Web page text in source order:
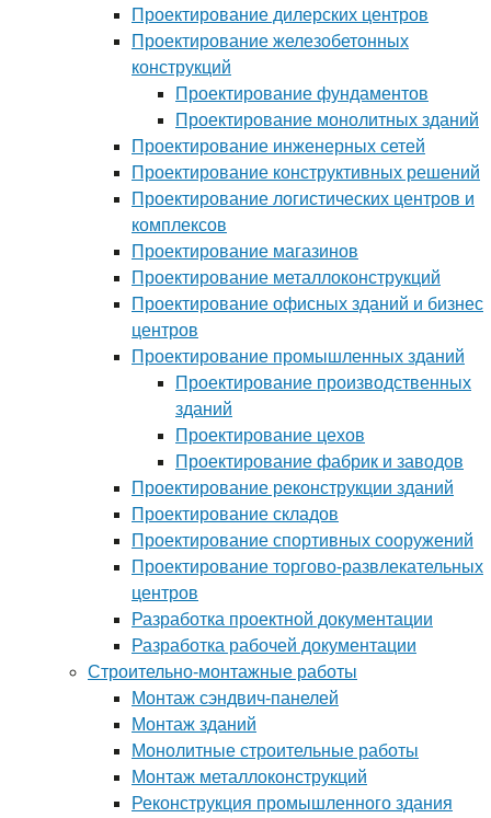
Проектирование дилерских центров
Проектирование железобетонных
конструкций
Проектирование фундаментов
Проектирование монолитных зданий
Проектирование инженерных сетей
Проектирование конструктивных решений
Проектирование логистических центров и
комплексов
Проектирование магазинов
Проектирование металлоконструкций
Проектирование офисных зданий и бизнес
центров
Проектирование промышленных зданий
Проектирование производственных
зданий
Проектирование цехов
Проектирование фабрик и заводов
Проектирование реконструкции зданий
Проектирование складов
Проектирование спортивных сооружений
Проектирование торгово-развлекательных
центров
Разработка проектной документации
Разработка рабочей документации
Строительно-монтажные работы
Монтаж сэндвич-панелей
Монтаж зданий
Монолитные строительные работы
Монтаж металлоконструкций
Реконструкция промышленного здания